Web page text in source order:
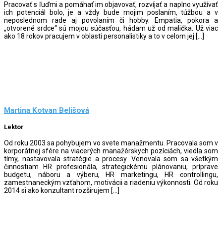
Pracovať s ľuďmi a pomáhať im objavovať, rozvíjať a naplno využívať
ich potenciál bolo, je a vždy bude mojim poslaním, túžbou a v
neposlednom rade aj povolaním či hobby. Empatia, pokora a
„otvorené srdce“ sú mojou súčasťou, hádam už od malička. Už viac
ako 18 rokov pracujem v oblasti personalistiky a to v celom jej […]
Martina Kotvan Belišová
Lektor
Od roku 2003 sa pohybujem vo svete manažmentu. Pracovala som v
korporátnej sfére na viacerých manažérskych pozíciách, viedla som
tímy, nastavovala stratégie a procesy. Venovala som sa všetkým
činnostiam HR profesionála, strategickému plánovaniu, príprave
budgetu, náboru a výberu, HR marketingu, HR controllingu,
zamestnaneckým vzťahom, motivácii a riadeniu výkonnosti. Od roku
2014 si ako konzultant rozširujem […]